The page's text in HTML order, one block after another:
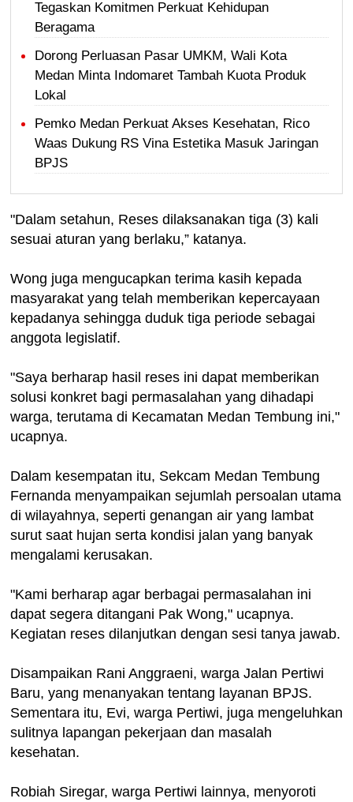
Tegaskan Komitmen Perkuat Kehidupan
Beragama
Dorong Perluasan Pasar UMKM, Wali Kota
Medan Minta Indomaret Tambah Kuota Produk
Lokal
Pemko Medan Perkuat Akses Kesehatan, Rico
Waas Dukung RS Vina Estetika Masuk Jaringan
BPJS
"Dalam setahun, Reses dilaksanakan tiga (3) kali
sesuai aturan yang berlaku,” katanya.
Wong juga mengucapkan terima kasih kepada
masyarakat yang telah memberikan kepercayaan
kepadanya sehingga duduk tiga periode sebagai
anggota legislatif.
"Saya berharap hasil reses ini dapat memberikan
solusi konkret bagi permasalahan yang dihadapi
warga, terutama di Kecamatan Medan Tembung ini,"
ucapnya.
Dalam kesempatan itu, Sekcam Medan Tembung
Fernanda menyampaikan sejumlah persoalan utama
di wilayahnya, seperti genangan air yang lambat
surut saat hujan serta kondisi jalan yang banyak
mengalami kerusakan.
"Kami berharap agar berbagai permasalahan ini
dapat segera ditangani Pak Wong," ucapnya.
Kegiatan reses dilanjutkan dengan sesi tanya jawab.
Disampaikan Rani Anggraeni, warga Jalan Pertiwi
Baru, yang menanyakan tentang layanan BPJS.
Sementara itu, Evi, warga Pertiwi, juga mengeluhkan
sulitnya lapangan pekerjaan dan masalah
kesehatan.
Robiah Siregar, warga Pertiwi lainnya, menyoroti